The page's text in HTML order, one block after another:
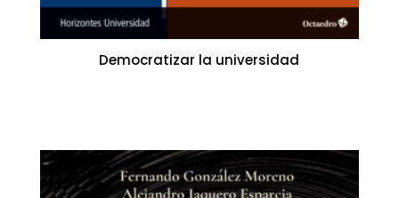
Democratizar la universidad